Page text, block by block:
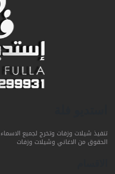
تنفيذ شيلات وزفات وتخرج لجميع
الحقوق من الاغاني وشيلات وزفات